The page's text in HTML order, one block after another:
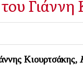
Γιάννη
Κιουρτσάκης,